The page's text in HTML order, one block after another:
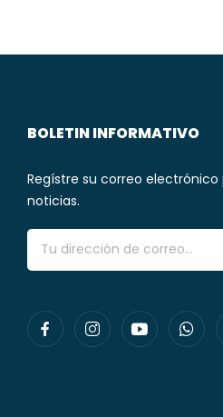
BOLETIN INFORMATIVO
Regístre su correo
noticias.